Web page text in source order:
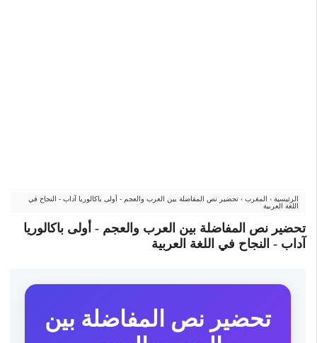
الرئيسية › المغرب › تحضير نص المفاضلة بين العرب والعجم - أولى باكالوريا آداب - النجاح في
اللغة العربية
تحضير نص المفاضلة بين العرب والعجم - أولى باكالوريا
آداب - النجاح في اللغة العربية
تحضير نص المفاضلة بين